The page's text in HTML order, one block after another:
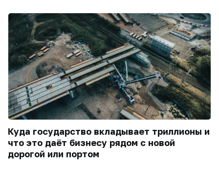
Куда государство вкладывает триллионы и
что это даёт бизнесу рядом с новой
дорогой или портом